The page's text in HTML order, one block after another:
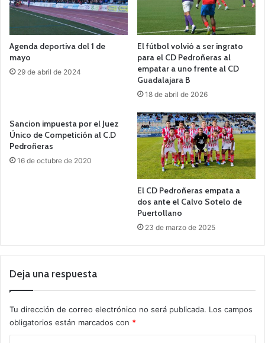
Agenda deportiva del 1 de
mayo
29 de abril de 2024
El fútbol volvió a ser ingrato
para el CD Pedroñeras al
empatar a uno frente al CD
Guadalajara B
18 de abril de 2026
Sancion impuesta por el Juez
Único de Competición al C.D
Pedroñeras
16 de octubre de 2020
El CD Pedroñeras empata a
dos ante el Calvo Sotelo de
Puertollano
23 de marzo de 2025
Deja una respuesta
Tu dirección de correo electrónico no será publicada. Los campos
obligatorios están marcados con *